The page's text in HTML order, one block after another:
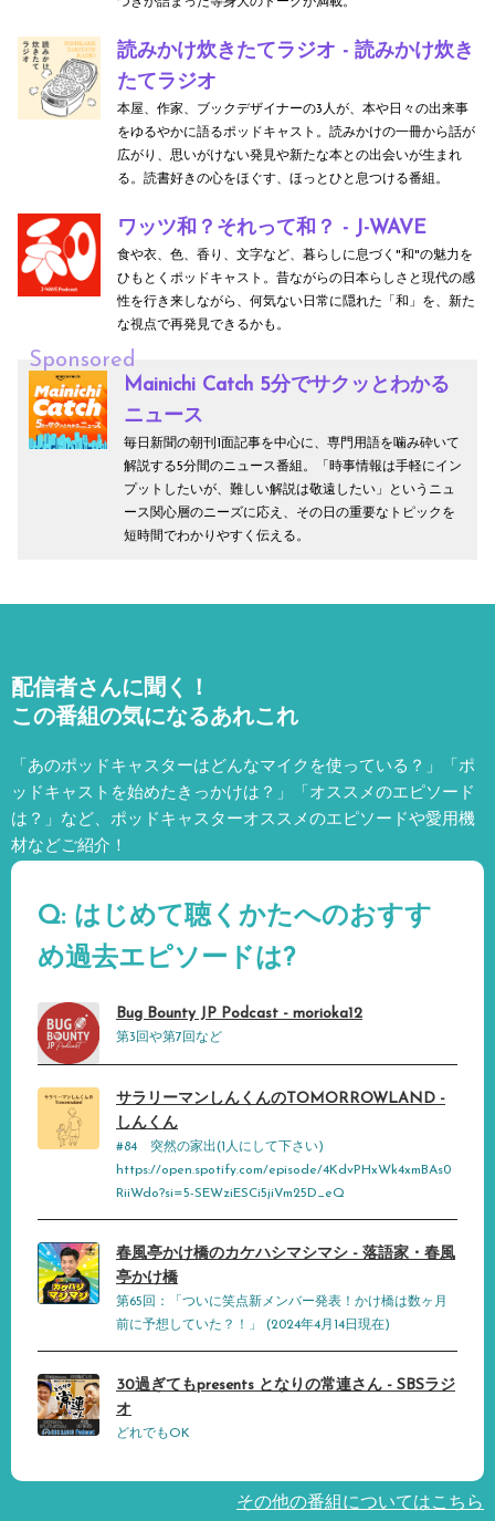
読みかけ炊きたてラジオ - 読みかけ炊き
たてラジオ
本屋、作家、ブックデザイナーの3人が、本や日々の出来事
をゆるやかに語るポッドキャスト。読みかけの一冊から話が
広がり、思いがけない発見や新たな本との出会いが生まれ
る。読書好きの心をほぐす、ほっとひと息つける番組。
ワッツ和？それって和？ - J-WAVE
食や衣、色、香り、文字など、暮らしに息づく"和"の魅力を
ひもとくポッドキャスト。昔ながらの日本らしさと現代の感
性を行き来しながら、何気ない日常に隠れた「和」を、新た
な視点で再発見できるかも。
Sponsored
Mainichi Catch 5分でサクッとわかる
ニュース
毎日新聞の朝刊1面記事を中心に、専門用語を噛み砕いて
解説する5分間のニュース番組。「時事情報は手軽にイン
プットしたいが、難しい解説は敬遠したい」というニュ
ース関心層のニーズに応え、その日の重要なトピックを
短時間でわかりやすく伝える。
配信者さんに聞く！
この番組の気になるあれこれ
「あのポッドキャスターはどんなマイクを使っている？」「ポ
ッドキャストを始めたきっかけは？」「オススメのエピソード
は？」など、 ポッドキャスターオススメのエピソードや愛用機
材などご紹介！
Q: はじめて聴くかたへのおすす
め過去エピソードは?
Bug Bounty JP Podcast - morioka12
第3回や第7回など
サラリーマンしんくんのTOMORROWLAND -
しんくん
#84 突然の家出(1人にして下さい)
https://open.spotify.com/episode/4KdvPHxWk4xmBAs0
RiiWdo?si=5-SEWziESCi5jiVm25D_eQ
春風亭かけ橋のカケハシマシマシ - 落語家・春風
亭かけ橋
第65回：「ついに笑点新メンバー発表！かけ橋は数ヶ月
前に予想していた？！」 (2024年4月14日現在)
30過ぎてもpresents となりの常連さん - SBSラジ
オ
どれでもOK
その他の番組についてはこちら